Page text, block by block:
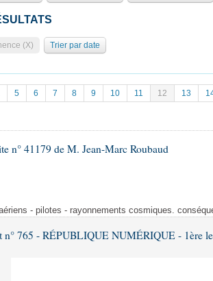
loi
des lois
et chiffres clés
référence
de l'Assemblée ... )
sites publics
de droit
(X) Trier par date
5 6 7 8 9 10 11 12 13
n° 41179 de M. Jean-Marc Roubaud
- pilotes - rayonnements cosmiques.
n° 765 - RÉPUBLIQUE NUMÉRIQUE - 1ère